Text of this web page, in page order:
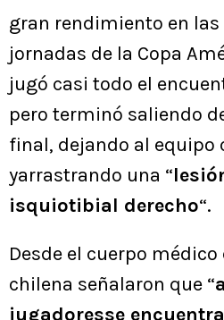
gran rendimiento en
jornadas de la Copa
jugó casi todo el
pero terminó saliendo
final, dejando al equipo
yarrastrando una “
isquiotibial derecho“.
Desde el cuerpo
chilena señalaron que “
jugadoresse